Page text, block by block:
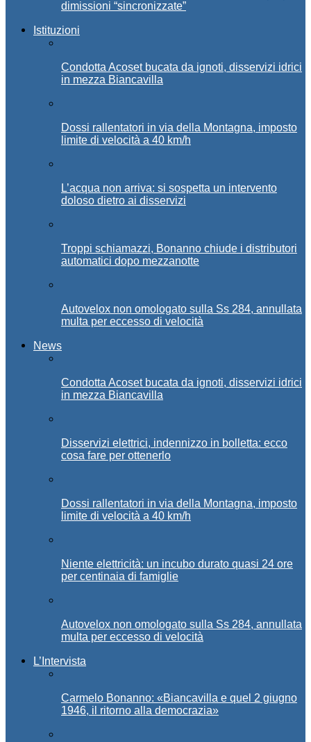
dimissioni “sincronizzate”
Istituzioni
Condotta Acoset bucata da ignoti, disservizi idrici
in mezza Biancavilla
Dossi rallentatori in via della Montagna, imposto
limite di velocità a 40 km/h
L’acqua non arriva: si sospetta un intervento
doloso dietro ai disservizi
Troppi schiamazzi, Bonanno chiude i distributori
automatici dopo mezzanotte
Autovelox non omologato sulla Ss 284, annullata
multa per eccesso di velocità
News
Condotta Acoset bucata da ignoti, disservizi idrici
in mezza Biancavilla
Disservizi elettrici, indennizzo in bolletta: ecco
cosa fare per ottenerlo
Dossi rallentatori in via della Montagna, imposto
limite di velocità a 40 km/h
Niente elettricità: un incubo durato quasi 24 ore
per centinaia di famiglie
Autovelox non omologato sulla Ss 284, annullata
multa per eccesso di velocità
L’Intervista
Carmelo Bonanno: «Biancavilla e quel 2 giugno
1946, il ritorno alla democrazia»